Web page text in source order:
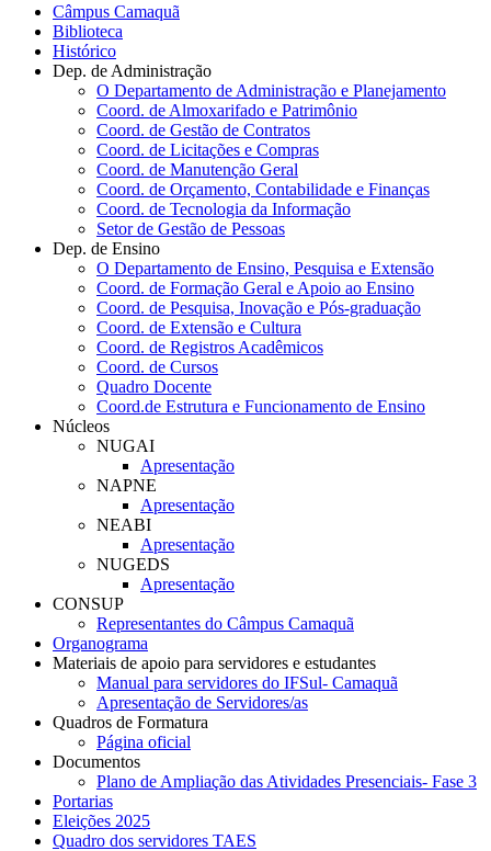
Câmpus Camaquã
Biblioteca
Histórico
Dep. de Administração
O Departamento de Administração e Planejamento
Coord. de Almoxarifado e Patrimônio
Coord. de Gestão de Contratos
Coord. de Licitações e Compras
Coord. de Manutenção Geral
Coord. de Orçamento, Contabilidade e Finanças
Coord. de Tecnologia da Informação
Setor de Gestão de Pessoas
Dep. de Ensino
O Departamento de Ensino, Pesquisa e Extensão
Coord. de Formação Geral e Apoio ao Ensino
Coord. de Pesquisa, Inovação e Pós-graduação
Coord. de Extensão e Cultura
Coord. de Registros Acadêmicos
Coord. de Cursos
Quadro Docente
Coord.de Estrutura e Funcionamento de Ensino
Núcleos
NUGAI
Apresentação
NAPNE
Apresentação
NEABI
Apresentação
NUGEDS
Apresentação
CONSUP
Representantes do Câmpus Camaquã
Organograma
Materiais de apoio para servidores e estudantes
Manual para servidores do IFSul- Camaquã
Apresentação de Servidores/as
Quadros de Formatura
Página oficial
Documentos
Plano de Ampliação das Atividades Presenciais- Fase 3
Portarias
Eleições 2025
Quadro dos servidores TAES